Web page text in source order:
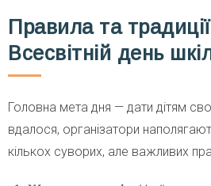
Правила та
Всесвітній день
Головна мета дня — дати дітям
вдалося, організатори
кількох суворих, але важливих